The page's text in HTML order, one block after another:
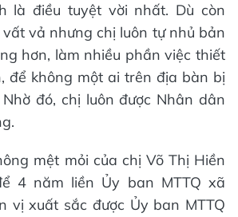
là điều tuyệt vời nhất. Dù còn
vả nhưng chị luôn tự nhủ bản
hơn, làm nhiều phần việc thiết
để không một ai trên địa bàn bị
đó, chị luôn được Nhân dân
mệt mỏi của chị Võ Thị Hiền
4 năm liền Ủy ban MTTQ xã
vị xuất sắc được Ủy ban MTTQ